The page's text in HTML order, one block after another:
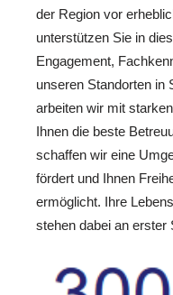
der Region vor
unterstützen Sie in
Engagement,
unseren Standorten in
arbeiten wir mit
Ihnen die beste
schaffen wir eine
fördert und Ihnen
ermöglicht. Ihre
stehen dabei an erster